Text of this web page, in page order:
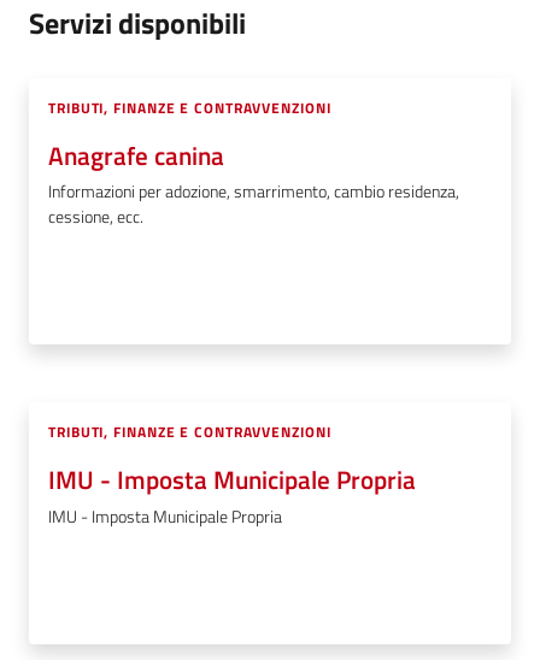
Servizi disponibili
TRIBUTI, FINANZE E CONTRAVVENZIONI
Anagrafe canina
Informazioni per adozione, smarrimento, cambio residenza,
cessione, ecc.
TRIBUTI, FINANZE E CONTRAVVENZIONI
IMU - Imposta Municipale Propria
IMU - Imposta Municipale Propria